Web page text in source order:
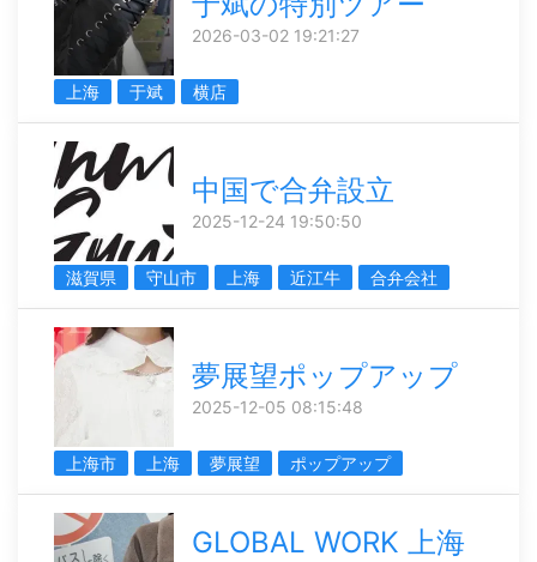
2026-03-02 19:21:27
上海 于斌 横店
中国で合弁設立
2025-12-24 19:50:50
滋賀県 守山市 上海 近江牛 合弁会社
夢展望ポップアップ
2025-12-05 08:15:48
上海市 上海 夢展望 ポップアップ
GLOBAL WORK 上海